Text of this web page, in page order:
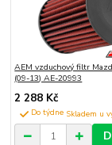
AEM vzduchový filtr
(09-13) AE-20993
2 288 Kč
Do týdne